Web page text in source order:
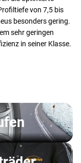
von 7,5 bis
besonders gering.
sehr geringen
in seiner Klasse.